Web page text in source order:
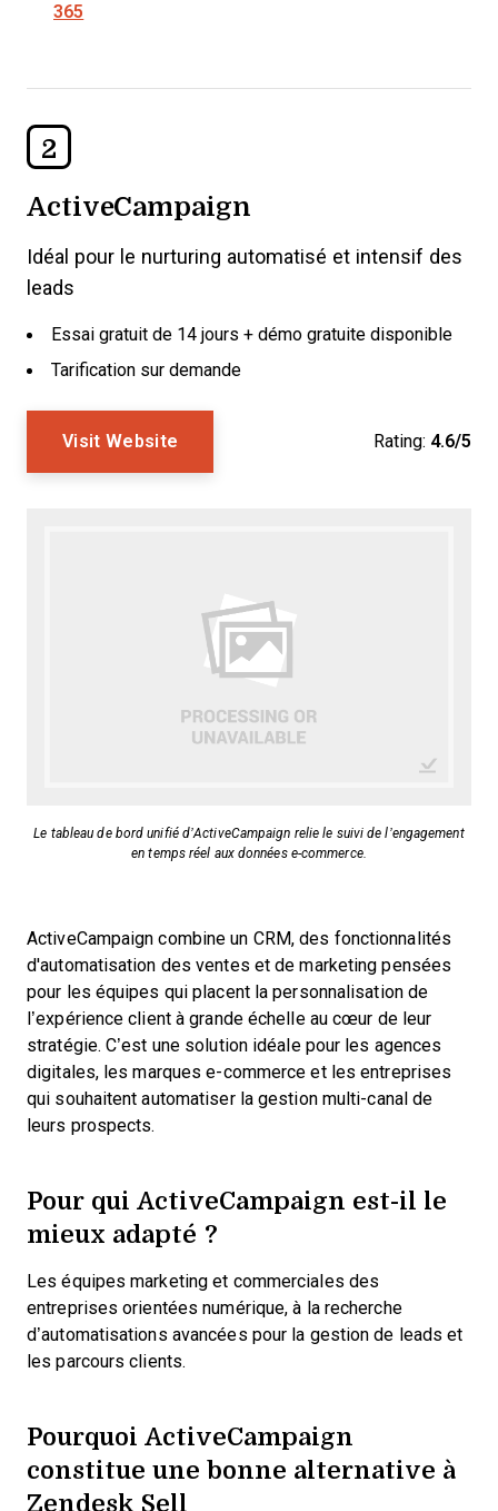
365
2
ActiveCampaign
Idéal pour le nurturing automatisé et intensif des
leads
Essai gratuit de 14 jours + démo gratuite disponible
Tarification sur demande
Visit Website Rating: 4.6/5
Le tableau de bord unifié d’ActiveCampaign relie le suivi de l’engagement
en temps réel aux données e-commerce.
ActiveCampaign combine un CRM, des fonctionnalités
d'automatisation des ventes et de marketing pensées
pour les équipes qui placent la personnalisation de
l’expérience client à grande échelle au cœur de leur
stratégie. C’est une solution idéale pour les agences
digitales, les marques e-commerce et les entreprises
qui souhaitent automatiser la gestion multi-canal de
leurs prospects.
Pour qui ActiveCampaign est-il le
mieux adapté ?
Les équipes marketing et commerciales des
entreprises orientées numérique, à la recherche
d’automatisations avancées pour la gestion de leads et
les parcours clients.
Pourquoi ActiveCampaign
constitue une bonne alternative à
Zendesk Sell